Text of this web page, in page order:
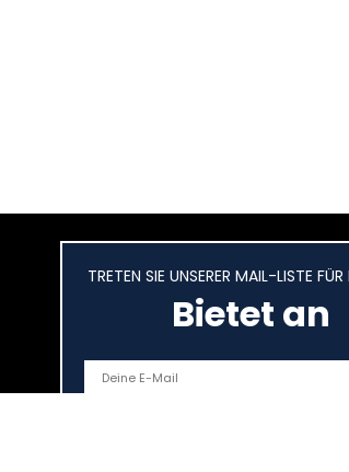
TRETEN SIE UNSERER MAIL-LISTE FÜR
Bietet an